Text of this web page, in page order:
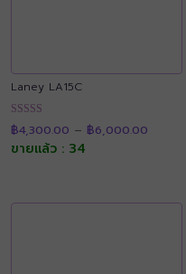
Laney LA15C
ให้คะแนน
4.91
ตั้งแต่ 1-5
฿4,300.00 – ฿6,000.00
฿
ขายแล้ว : 34